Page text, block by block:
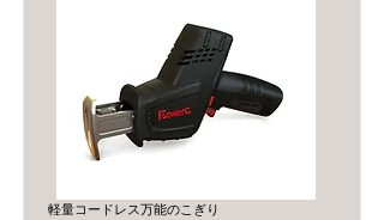
軽量コードレス万能のこぎり